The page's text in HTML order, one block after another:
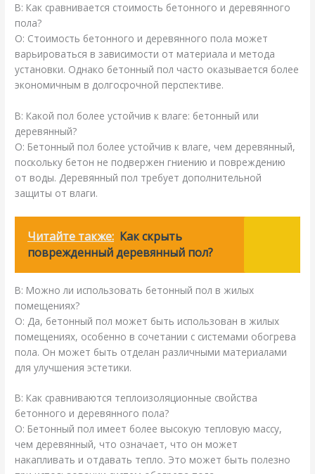
В: Как сравнивается стоимость бетонного и деревянного
пола?
О: Стоимость бетонного и деревянного пола может
варьироваться в зависимости от материала и метода
установки. Однако бетонный пол часто оказывается более
экономичным в долгосрочной перспективе.
В: Какой пол более устойчив к влаге: бетонный или
деревянный?
О: Бетонный пол более устойчив к влаге, чем деревянный,
поскольку бетон не подвержен гниению и повреждению
от воды. Деревянный пол требует дополнительной
защиты от влаги.
Читайте также: Как скрыть
поврежденный деревянный пол?
В: Можно ли использовать бетонный пол в жилых
помещениях?
О: Да, бетонный пол может быть использован в жилых
помещениях, особенно в сочетании с системами обогрева
пола. Он может быть отделан различными материалами
для улучшения эстетики.
В: Как сравниваются теплоизоляционные свойства
бетонного и деревянного пола?
О: Бетонный пол имеет более высокую тепловую массу,
чем деревянный, что означает, что он может
накапливать и отдавать тепло. Это может быть полезно